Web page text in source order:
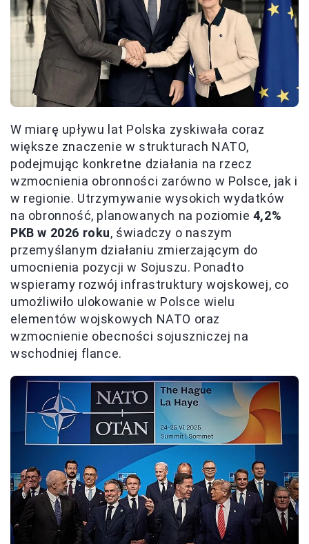
W miarę upływu lat Polska zyskiwała coraz
większe znaczenie w strukturach NATO,
podejmując konkretne działania na rzecz
wzmocnienia obronności zarówno w Polsce, jak i
w regionie. Utrzymywanie wysokich wydatków
na obronność, planowanych na poziomie 4,2%
PKB w 2026 roku, świadczy o naszym
przemyślanym działaniu zmierzającym do
umocnienia pozycji w Sojuszu. Ponadto
wspieramy rozwój infrastruktury wojskowej, co
umożliwiło ulokowanie w Polsce wielu
elementów wojskowych NATO oraz
wzmocnienie obecności sojuszniczej na
wschodniej flance.